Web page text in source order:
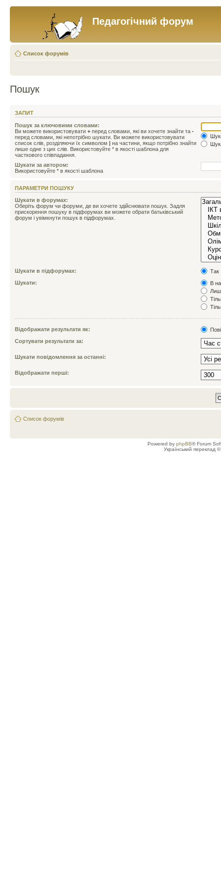
Педагогічний форум
Список форумів
Пошук
ЗАПИТ
Пошук за ключовими словами:
Ви можете використовувати + перед словами, які ви хочете знайти та -
перед словами, які непотрібно шукати. Ви можете використовувати
список слів, розділяючи їх символом | на частини, якщо потрібно знайти
лише одне з цих слів. Використовуйте * в якості шаблона для
часткового співпадання.
Шукати за автором:
Використовуйте * в якості шаблона
ПАРАМЕТРИ ПОШУКУ
Шукати в форумах:
Оберіть форум чи форуми, де ви хочете здійснювати пошук. Задля
прискорення пошуку в підфорумах ви можете обрати батьківський
форум і увімкнути пошук в підфорумах.
Шукати в підфорумах:
Так
Шукати:
В
Відображати результати як:
Сортувати результати за:
Шукати повідомлення за останні:
Відображати перші:
Список форумів
Powered by phpBB® Forum
Український переклад